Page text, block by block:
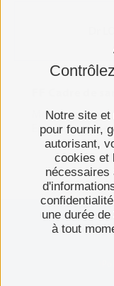
Dr
Mme Laureen
Email :
Notre site
pour fournir,
autorisant,
cookies et
nécessaires
une durée
à tout